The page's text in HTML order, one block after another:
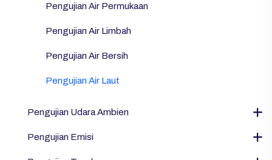
Pengujian Air Permukaan
Pengujian Air Limbah
Pengujian Air Bersih
Pengujian Air Laut
Pengujian Udara Ambien
Pengujian Emisi